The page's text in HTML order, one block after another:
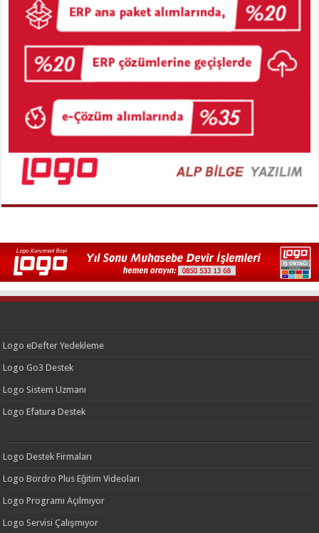
Logo eDefter Yedekleme
Logo Go3 Destek
Logo Sistem Uzmanı
Logo Efatura Destek
Logo Destek Firmaları
Logo Bordro Plus Eğitim Videoları
Logo Programı Açılmıyor
Logo Servisi Çalışmıyor